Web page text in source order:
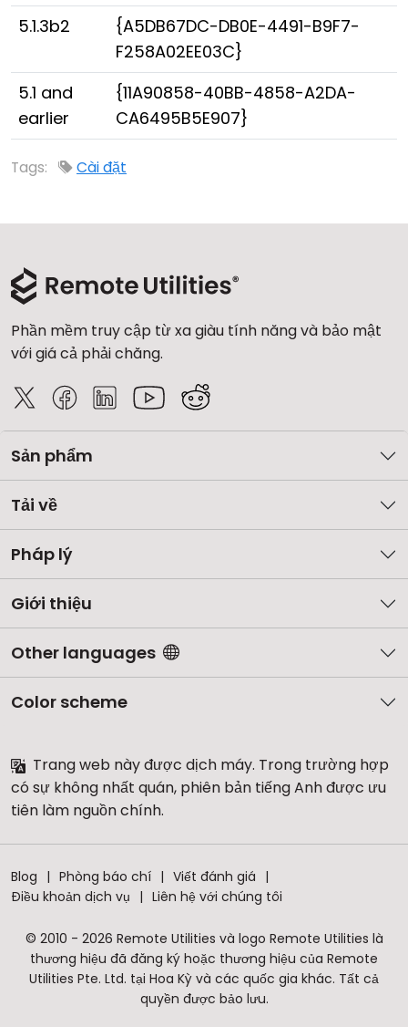
5.1.3b2
{A5DB67DC-DB0E-4491-B9F7-
F258A02EE03C}
5.1 and
earlier
{11A90858-40BB-4858-A2DA-
CA6495B5E907}
Tags: Cài đặt
Phần mềm truy cập từ xa giàu tính năng và bảo mật
với giá cả phải chăng.
Sản phẩm
Tải về
Pháp lý
Giới thiệu
Other languages
Color scheme
Trang web này được dịch máy. Trong trường hợp
có sự không nhất quán, phiên bản tiếng Anh được ưu
tiên làm nguồn chính.
Blog Phòng báo chí
Viết đánh giá
Điều khoản dịch vụ
Liên hệ với chúng tôi
© 2010 - 2026 Remote Utilities và logo Remote Utilities là
thương hiệu đã đăng ký hoặc thương hiệu của Remote
Utilities Pte. Ltd. tại Hoa Kỳ và các quốc gia khác. Tất cả
quyền được bảo lưu.